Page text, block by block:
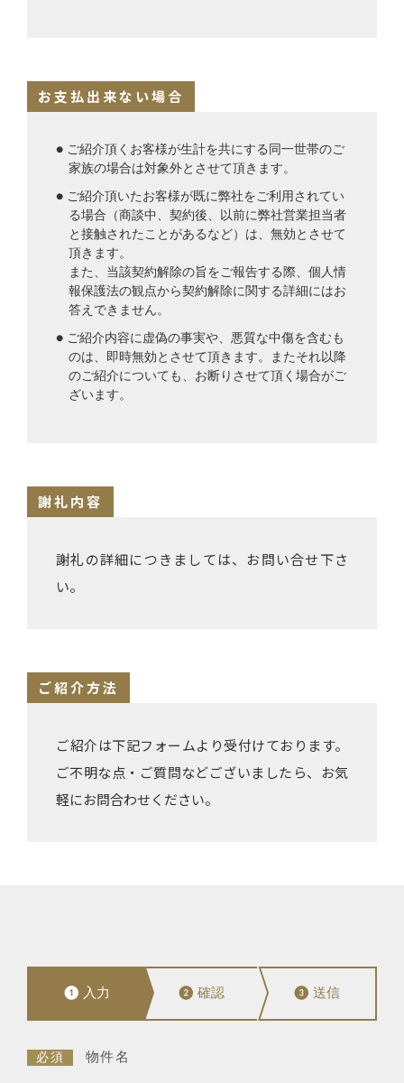
お支払出来ない場合
● ご紹介頂くお客様が生計を共にする同一世帯のご
家族の場合は対象外とさせて頂きます。
● ご紹介頂いたお客様が既に弊社をご利用されてい
る場合（商談中、契約後、以前に弊社営業担当者
と接触されたことがあるなど）は、無効とさせて
頂きます。
また、当該契約解除の旨をご報告する際、個人情
報保護法の観点から契約解除に関する詳細にはお
答えできません。
● ご紹介内容に虚偽の事実や、悪質な中傷を含むも
のは、即時無効とさせて頂きます。またそれ以降
のご紹介についても、お断りさせて頂く場合がご
ざいます。
謝礼内容
謝礼の詳細につきましては、お問い合せ下さ
い。
ご紹介方法
ご紹介は下記フォームより受付けております。
ご不明な点・ご質問などございましたら、お気
軽にお問合わせください。
❶ 入力 ❷ 確認 ❸ 送信
必須 物件名